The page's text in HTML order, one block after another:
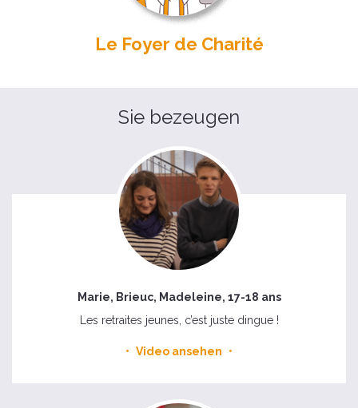
Le Foyer de Charité
Sie bezeugen
Marie, Brieuc, Madeleine, 17-18 ans
Les retraites jeunes, c’est juste dingue !
Video ansehen